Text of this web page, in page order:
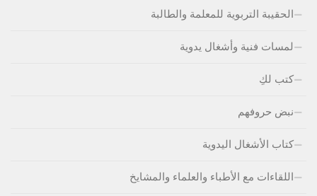
الحقيبة التربوية للمعلمة والطالبة
لمسات فنية وأشغال يدوية
كتب لكِ
نبض حروفهم
كتاب الأشغال اليدوية
اللقاءات مع الأطباء والعلماء والمشايخ